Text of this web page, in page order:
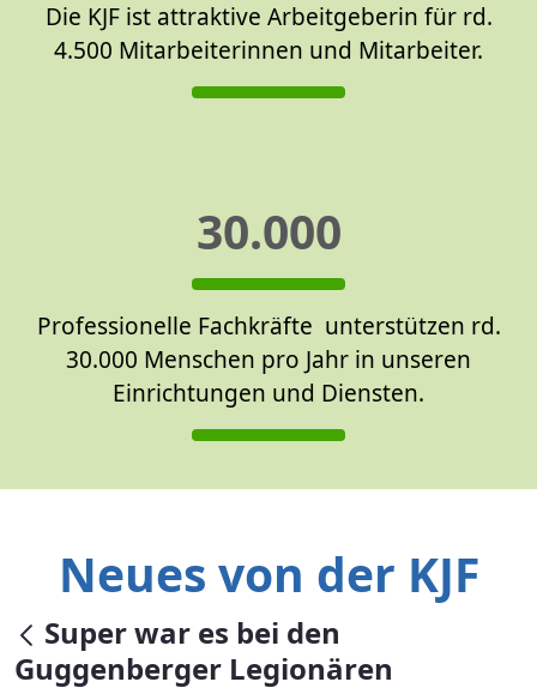
Die KJF ist attraktive Arbeitgeberin für rd.
4.500 Mitarbeiterinnen und Mitarbeiter.
30.000
Professionelle Fachkräfte unterstützen rd.
30.000 Menschen pro Jahr in unseren
Einrichtungen und Diensten.
Neues von der KJF
null
Super war es bei den
Guggenberger Legionären